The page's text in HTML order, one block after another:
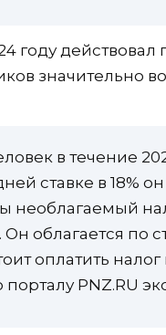
году
значительно
в течение
ставке в 18%
необлагаемый
облагается по
оплатить
PNZ.RU